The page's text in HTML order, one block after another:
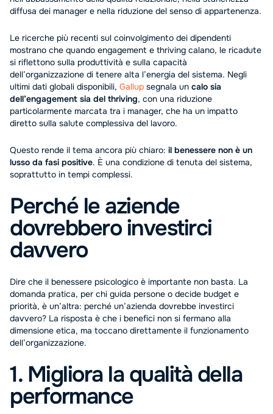
diffusa dei manager e nella riduzione del senso di appartenenza.
Le ricerche più recenti sul coinvolgimento dei dipendenti
mostrano che quando engagement e thriving calano, le ricadute
si riflettono sulla produttività e sulla capacità
dell’organizzazione di tenere alta l’energia del sistema. Negli
ultimi dati globali disponibili, Gallup segnala un calo sia
dell’engagement sia del thriving, con una riduzione
particolarmente marcata tra i manager, che ha un impatto
diretto sulla salute complessiva del lavoro.
Questo rende il tema ancora più chiaro: il benessere non è un
lusso da fasi positive. È una condizione di tenuta del sistema,
soprattutto in tempi complessi.
Perché le aziende
dovrebbero investirci
davvero
Dire che il benessere psicologico è importante non basta. La
domanda pratica, per chi guida persone o decide budget e
priorità, è un’altra: perché un’azienda dovrebbe investirci
davvero? La risposta è che i benefici non si fermano alla
dimensione etica, ma toccano direttamente il funzionamento
dell’organizzazione.
1. Migliora la qualità della
performance